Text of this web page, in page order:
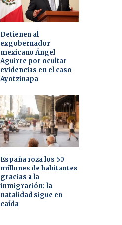
Detienen al
exgobernador
mexicano Ángel
Aguirre por ocultar
evidencias en el caso
Ayotzinapa
España roza los 50
millones de habitantes
gracias a la
inmigración: la
natalidad sigue en
caída